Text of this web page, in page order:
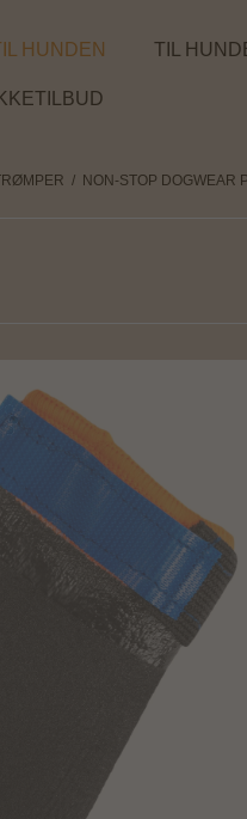
HUNDEN TIL
/ NON-STOP DOGWEAR